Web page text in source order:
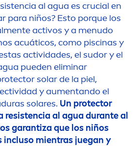
al agua es crucial en
para niños? Esto porque los
mente activos y a menudo
acuáticos, como piscinas y
actividades, el sudor y el
pueden eliminar
or solar de la piel,
y aumentando el
solares. Un protector
resistencia al agua durante al
garantiza que los niños
incluso mientras juegan y